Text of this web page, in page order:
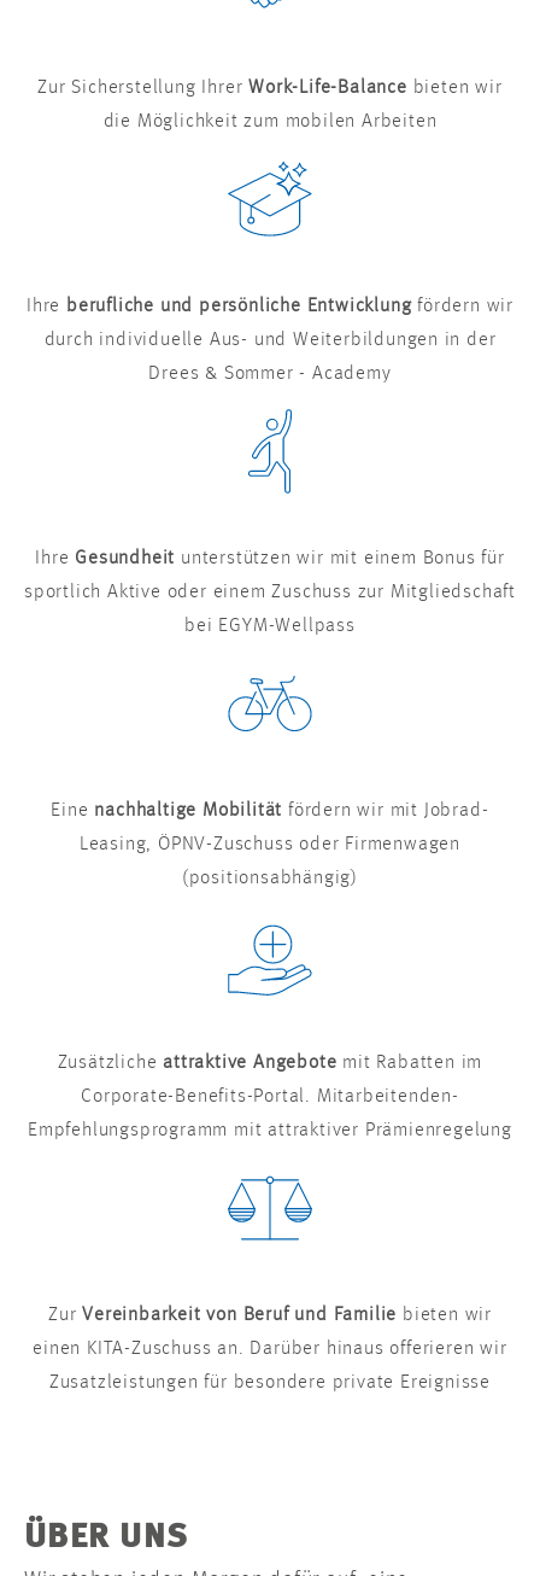
Zur Sicherstellung IhrerWork-Life-Balance bieten wir
die Möglichkeit zum mobilen Arbeiten
Ihre berufliche und persönliche Entwicklungfördern wir
durch individuelle Aus- und Weiterbildungen in der
Drees & Sommer - Academy
Ihre Gesundheit unterstützen wir mit einem Bonus für
sportlich Aktive oder einem Zuschuss zur Mitgliedschaft
bei EGYM-Wellpass
Eine nachhaltige Mobilität fördern wir mit Jobrad-
Leasing, ÖPNV-Zuschuss oder Firmenwagen
(positionsabhängig)
Zusätzliche attraktive Angebote mit Rabatten im
Corporate-Benefits-Portal. Mitarbeitenden-
Empfehlungsprogramm mit attraktiver Prämienregelung
ZurVereinbarkeit von Beruf und Familie bieten wir
einen KITA-Zuschuss an. Darüber hinaus offerieren wir
Zusatzleistungen für besondere private Ereignisse
ÜBER UNS